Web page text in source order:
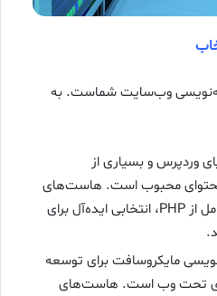
وب‌سایت شماست. به
وردپرس و بسیاری از
محبوب است. هاست‌های
لینوکس با پشتیبانی کامل از PHP، انتخابی ایده‌آل برای
مایکروسافت برای توسعه
تحت وب است. هاست‌های